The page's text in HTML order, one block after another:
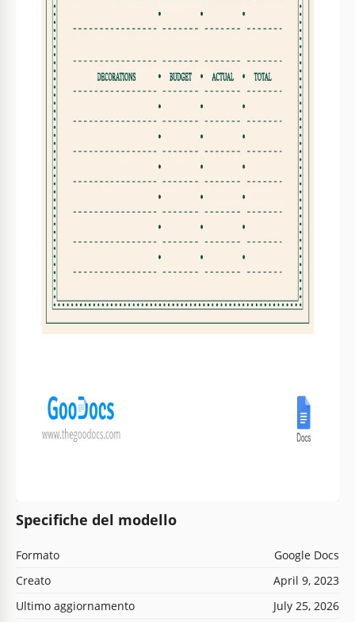
Specifiche del modello
Formato
Google Docs
Creato
April 9, 2023
Ultimo aggiornamento
July 25, 2026